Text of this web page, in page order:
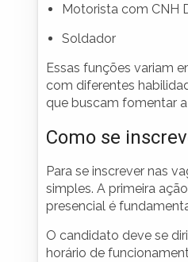
Motorista com CNH
Soldador
Essas funções variam
com diferentes
que buscam fomentar
Como se
Para se inscrever nas
simples. A primeira
presencial é
O candidato deve se
horário de